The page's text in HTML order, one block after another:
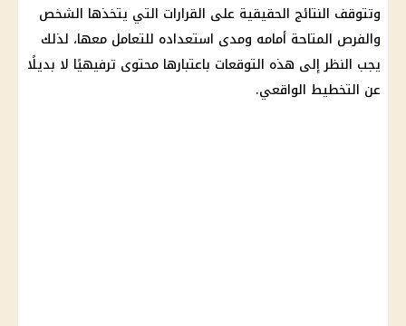
وتتوقف النتائج الحقيقية على القرارات التي يتخذها الشخص
والفرص المتاحة أمامه ومدى استعداده للتعامل معها، لذلك
يجب النظر إلى هذه التوقعات باعتبارها محتوى ترفيهيًا لا بديلًا
عن التخطيط الواقعي.